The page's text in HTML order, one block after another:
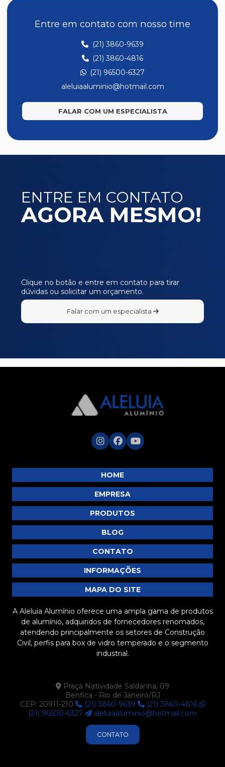
Entre em contato com nosso time
(21) 3860-9639
(21) 3860-4816
(21) 96500-6327
aleluiaaluminio@hotmail.com
FALAR COM UM ESPECIALISTA
ENTRE EM CONTATO
AGORA MESMO!
Clique no botão e entre em contato para tirar
dúvidas ou solicitar um orçamento.
Falar com um especialista
HOME
EMPRESA
PRODUTOS
BLOG
CONTATO
INFORMAÇÕES
MAPA DO SITE
A Aleluia Alumínio oferece uma ampla gama de produtos
de alumínio, adquiridos de fornecedores renomados,
atendendo principalmente os setores de Construção
Civil, perfis para box de vidro temperado e o segmento
industrial.
Praça Natividade Saldanha, 09
Benfica - Rio de Janeiro/RJ
CEP: 20911-210
(21) 3860-9639
(21) 3860-4816
(21) 96500-6327
aleluiaaluminio@hotmail.com
CONTATO